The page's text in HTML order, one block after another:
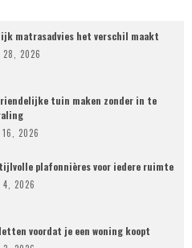
matrasadvies het verschil maakt
2026
tuin maken zonder in te
2026
plafonnières voor iedere ruimte
2026
voordat je een woning koopt